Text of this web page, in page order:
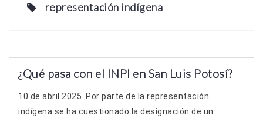
representación indígena
¿Qué pasa con el INPI en San Luis Potosí?
10 de abril 2025. Por parte de la representación
indígena se ha cuestionado la designación de un